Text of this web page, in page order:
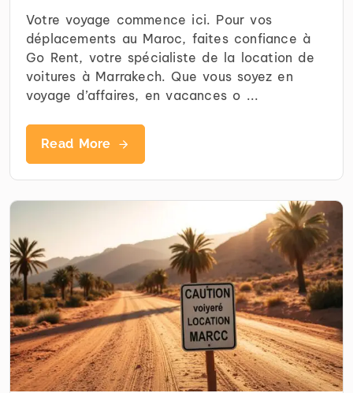
Votre voyage commence ici. Pour vos
déplacements au Maroc, faites confiance à
Go Rent, votre spécialiste de la location de
voitures à Marrakech. Que vous soyez en
voyage d’affaires, en vacances o ...
Read More